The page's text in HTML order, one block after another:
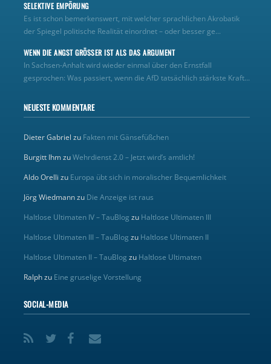
SELEKTIVE EMPÖRUNG
Es ist schon bemerkenswert, mit welcher sprachlichen Akrobatik
der Spiegel politische Realität einordnet – oder besser ge...
WENN DIE ANGST GRÖSSER IST ALS DAS ARGUMENT
In Sachsen-Anhalt wird wieder einmal über den Ernstfall
gesprochen: Was passiert, wenn die AfD tatsächlich stärkste Kraft...
NEUESTE KOMMENTARE
Dieter Gabriel zu Fakten mit Gänsefüßchen
Burgitt IhmzuWehrdienst 2.0 – Jetzt wird’s amtlich!
Aldo Orelli zu Europa übt sich in moralischer Bequemlichkeit
Jörg Wiedmannzu Die Anzeige ist raus
Haltlose Ultimaten IV – TauBlog zu Haltlose Ultimaten III
Haltlose Ultimaten III – TauBlog zu Haltlose Ultimaten II
Haltlose Ultimaten II – TauBlog zu Haltlose Ultimaten
Ralphzu Eine gruselige Vorstellung
SOCIAL-MEDIA